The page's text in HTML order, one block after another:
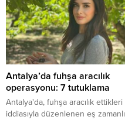
Antalya’da fuhşa aracılık
operasyonu: 7 tutuklama
Antalya'da, fuhşa aracılık ettikleri
iddiasıyla düzenlenen eş zamanlı